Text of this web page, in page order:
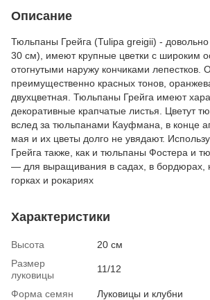
Описание
Тюльпаны Грейга (Tulipa greigii) -
30 см), имеют крупные цветки с широким
отогнутыми наружу кончиками лепестков.
преимущественно красных тонов,
двухцветная. Тюльпаны Грейга имеют
декоративные крапчатые листья. Цветут
вслед за тюльпанами Кауфмана, в конце
мая и их цветы долго не увядают.
Грейга также, как и тюльпаны Фостера и
— для выращивания в садах, в бордюрах,
горках и рокариях
Характеристики
Высота
20 см
Размер
луковицы
11/12
Форма семян Луковицы и клубни